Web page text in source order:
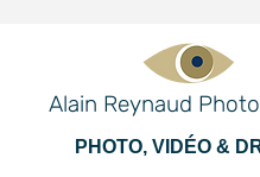
Alain Reynaud
PHOTO, VIDÉO &